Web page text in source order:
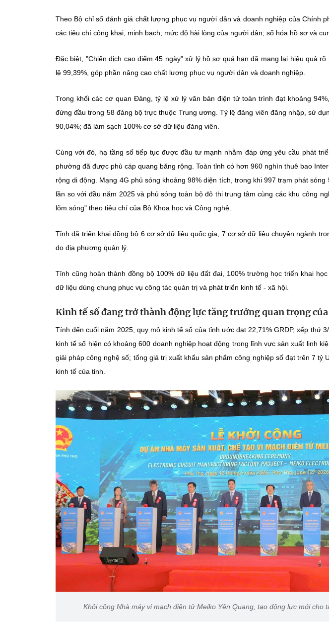
Theo Bộ chỉ số đánh giá chất lượng phục vụ người dân và doanh nghiệp của Chính
các tiêu chí công khai, minh bạch; mức độ hài lòng của người dân; số hóa hồ sơ và
Đặc biệt, "Chiến dịch cao điểm 45 ngày" xử lý hồ sơ quá hạn đã mang lại hiệu quả
lệ 99,39%, góp phần nâng cao chất lượng phục vụ người dân và doanh nghiệp.
Trong khối các cơ quan Đảng, tỷ lệ xử lý văn bản điện tử toàn trình đạt khoảng
đứng đầu trong 58 đảng bộ trực thuộc Trung ương. Tỷ lệ đảng viên đăng nhập, sử
90,04%; đã làm sạch 100% cơ sở dữ liệu đảng viên.
Cùng với đó, hạ tầng số tiếp tục được đầu tư mạnh nhằm đáp ứng yêu cầu phát
phường đã được phủ cáp quang băng rộng. Toàn tỉnh có hơn 960 nghìn thuê bao
rộng di động. Mạng 4G phủ sóng khoảng 98% diện tích, trong khi 997 trạm phát
lần so với đầu năm 2025 và phủ sóng toàn bộ đô thị trung tâm cùng các khu công
lõm sóng" theo tiêu chí của Bộ Khoa học và Công nghệ.
Tỉnh đã triển khai đồng bộ 6 cơ sở dữ liệu quốc gia, 7 cơ sở dữ liệu chuyên ngành
do địa phương quản lý.
Tỉnh cũng hoàn thành đồng bộ 100% dữ liệu đất đai, 100% trường học triển khai
dữ liệu dùng chung phục vụ công tác quản trị và phát triển kinh tế - xã hội.
Kinh tế số đang trở thành động lực tăng trưởng quan trọng
Tính đến cuối năm 2025, quy mô kinh tế số của tỉnh ước đạt 22,71% GRDP, xếp thứ
kinh tế số hiện có khoảng 600 doanh nghiệp hoạt động trong lĩnh vực sản xuất linh
giải pháp công nghệ số; tổng giá trị xuất khẩu sản phẩm công nghiệp số đạt trên 7 tỷ
kinh tế của tỉnh.
Khởi công Nhà máy vi mạch điện tử Meiko Yên Quang, tạo động lực mới cho